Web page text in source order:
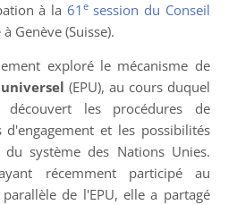
à la 61 esession du Conseil
à Genève (Suisse).
exploré le mécanisme de
(EPU), au cours duquel
les procédures de
d'engagement et les possibilités
système des Nations Unies.
récemment participé au
de l'EPU, elle a partagé